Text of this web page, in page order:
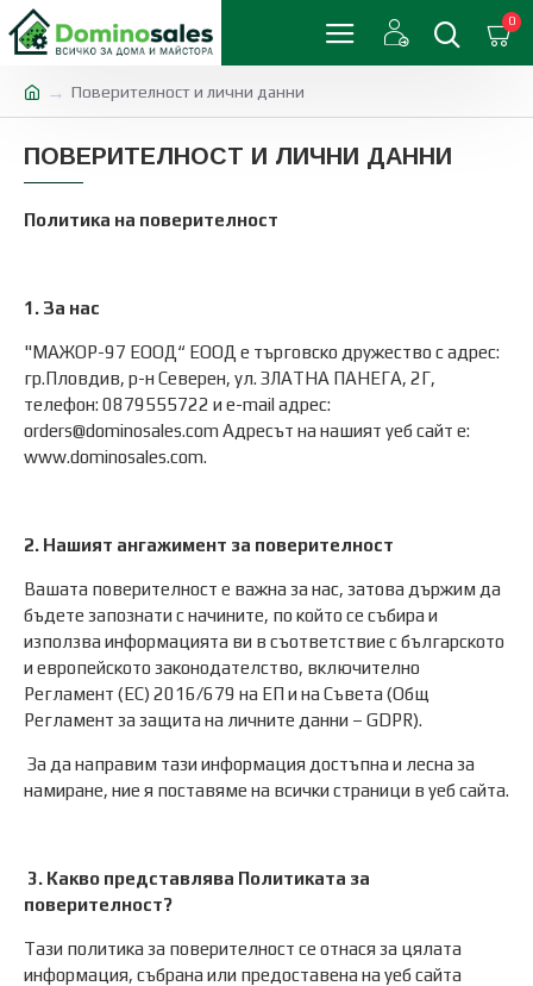
0
Поверителност и лични данни
ПОВЕРИТЕЛНОСТ И ЛИЧНИ ДАННИ
Политика на поверителност
1. За нас
"МАЖОР-97 ЕООД“ ЕООД е търговско дружество с адрес:
гр.Пловдив, р-н Северен, ул. ЗЛАТНА ПАНЕГА, 2Г,
телефон: 0879555722 и e-mail адрес:
orders@dominosales.com Адресът на нашият уеб сайт е:
www.dominosales.com.
2. Нашият ангажимент за поверителност
Вашата поверителност е важна за нас, затова държим да
бъдете запознати с начините, по който се събира и
използва информацията ви в съответствие с българското
и европейското законодателство, включително
Регламент (ЕС) 2016/679 на ЕП и на Съвета (Общ
Регламент за защита на личните данни – GDPR).
За да направим тази информация достъпна и лесна за
намиране, ние я поставяме на всички страници в уеб сайта.
3. Какво представлява Политиката за
поверителност?
Тази политика за поверителност се отнася за цялата
информация, събрана или предоставена на уеб сайта